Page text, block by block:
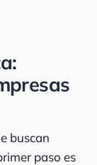
buscan
paso es